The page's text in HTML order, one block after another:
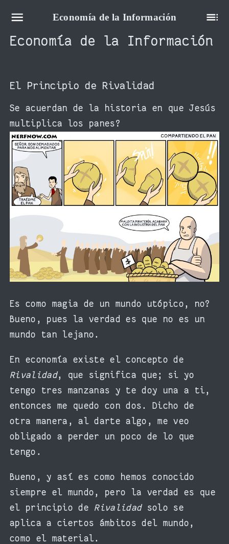
Economía de la Información
Economía de la Información
El Principio de Rivalidad
Se acuerdan de la historia en que Jesús
multiplica los panes?
Es como magia de un mundo utópico, no?
Bueno, pues la verdad es que no es un
mundo tan lejano.
En economía existe el concepto de
Rivalidad, que significa que; si yo
tengo tres manzanas y te doy una a ti,
entonces me quedo con dos. Dicho de
otra manera, al darte algo, me veo
obligado a perder un poco de lo que
tengo.
Bueno, y así es como hemos conocido
siempre el mundo, pero la verdad es que
el principio de Rivalidadsolo se
aplica a ciertos ámbitos del mundo,
como el material.